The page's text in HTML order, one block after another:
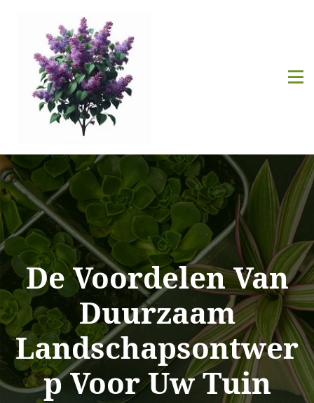
De Voordelen Van
Duurzaam
Landschapsontwer
p Voor Uw Tuin